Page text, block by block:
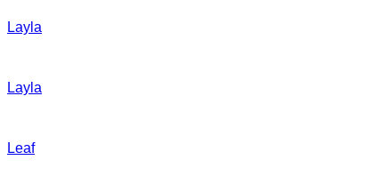
Layla
Layla
Leaf